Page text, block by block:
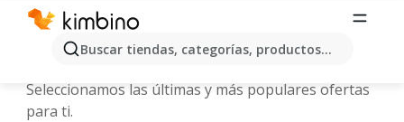
Buscar tiendas, categorías, productos...
Izúcar de Matamoros - Folletos y
Seleccionamos las últimas y más populares ofertas
para ti.